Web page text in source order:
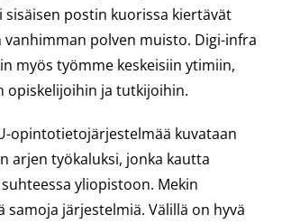
sisäisen postin kuorissa kiertävät
vanhimman polven muisto. Digi-infra
myös työmme keskeisiin ytimiin,
opiskelijoihin ja tutkijoihin.
opintotietojärjestelmää kuvataan
arjen työkaluksi, jonka kautta
yliopistoon. Mekin
samoja järjestelmiä. Välillä on hyvä